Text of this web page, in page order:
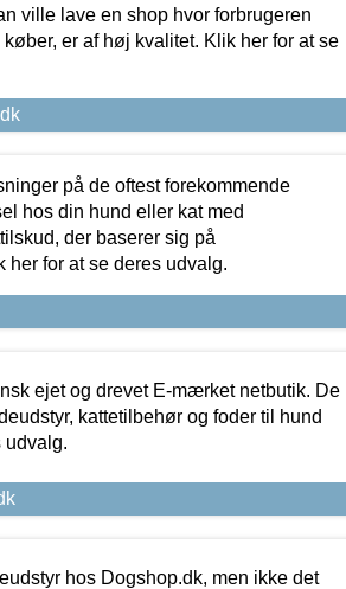
ville lave en shop hvor forbrugeren
er af høj kvalitet. Klik her for at se
på de oftest forekommende
hos din hund eller kat med
der baserer sig på
her for at se deres udvalg.
ejet og drevet E-mærket netbutik. De
kattetilbehør og foder til hund
udvalg.
hos Dogshop.dk, men ikke det